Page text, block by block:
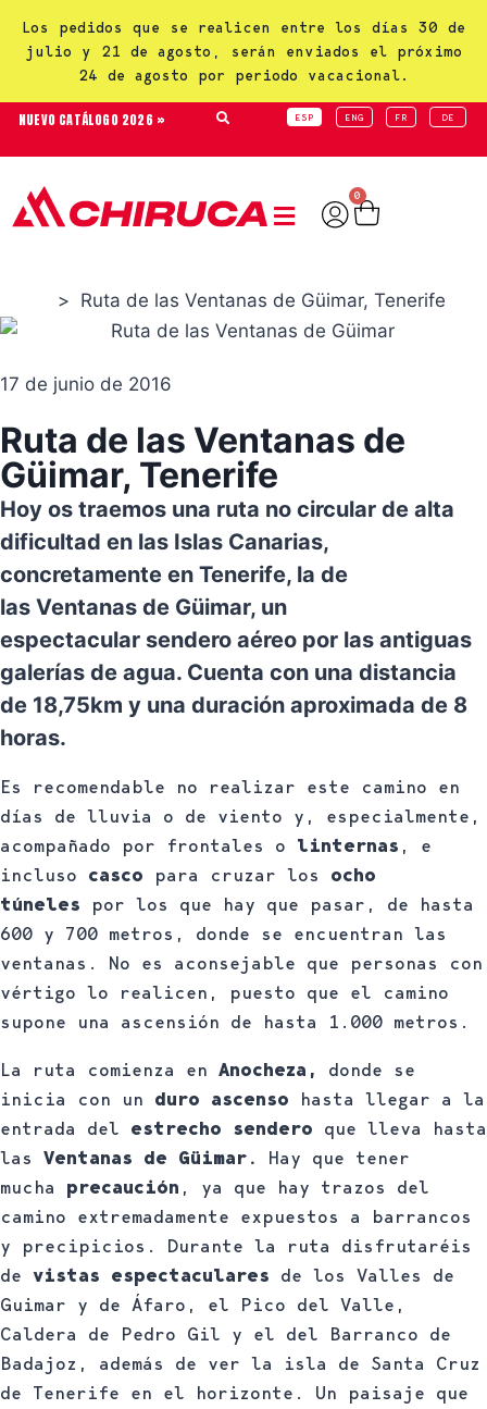
Los pedidos que se realicen entre los días 30 de
julio y 21 de agosto, serán enviados el próximo
24 de agosto por periodo vacacional.
NUEVO CATÁLOGO 2026 » ESP ENG FR DE
0
> Ruta de las Ventanas de Güimar, Tenerife
17 de junio de 2016
Ruta de las Ventanas de
Güimar, Tenerife
Hoy os traemos una ruta no circular de alta
dificultad en las Islas Canarias,
concretamente en Tenerife, la de
las Ventanas de Güimar, un
espectacular sendero aéreo por las antiguas
galerías de agua. Cuenta con una distancia
de 18,75km y una duración aproximada de 8
horas.
Es recomendable no realizar este camino en
días de lluvia o de viento y, especialmente,
acompañado por frontales o linternas , e
incluso casco para cruzar los ocho
túneles por los que hay que pasar, de hasta
600 y 700 metros, donde se encuentran las
ventanas. No es aconsejable que personas con
vértigo lo realicen, puesto que el camino
supone una ascensión de hasta 1.000 metros.
La ruta comienza en Anocheza,
donde se
inicia con un duro ascenso hasta llegar a la
entrada del estrecho sendero que lleva hasta
las Ventanas de Güimar.
Hay que tener
mucha precaución , ya que hay trazos del
camino extremadamente expuestos a barrancos
y precipicios. Durante la ruta disfrutaréis
de vistas espectaculares de los Valles de
Guimar y de Áfaro, el Pico del Valle,
Caldera de Pedro Gil y el del Barranco de
Badajoz, además de ver la isla de Santa Cruz
de Tenerife en el horizonte. Un paisaje que